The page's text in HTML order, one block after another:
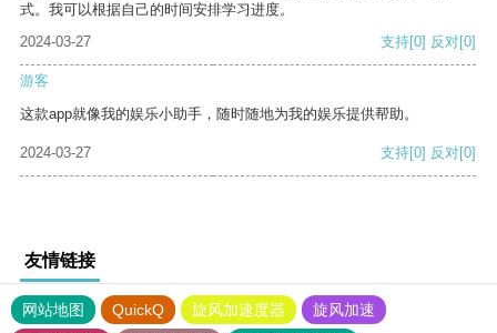
式。我可以根据自己的时间安排学习进度。
2024-03-27
支持[0] 反对[0]
游客
这款app就像我的娱乐小助手，随时随地为我的娱乐提供帮助。
2024-03-27 支持[0] 反对[0]
友情链接
网站地图 QuickQ 旋风加速度器
旋风加速